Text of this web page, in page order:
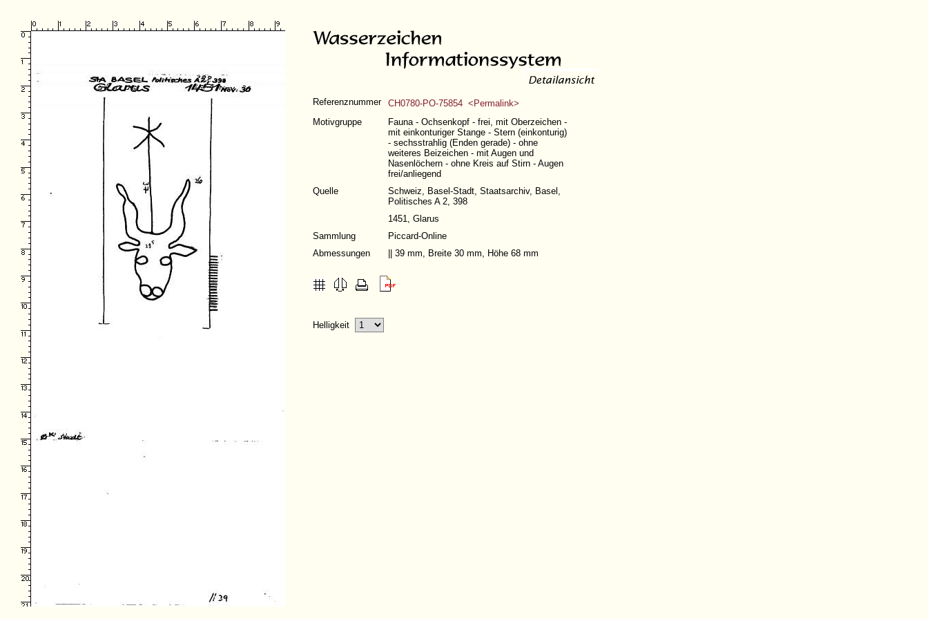
Referenznummer
CH0780-PO-75854 <Permalink>
Motivgruppe
Fauna - Ochsenkopf - frei, mit Oberzeichen -
mit einkonturiger Stange - Stern (einkonturig)
- sechsstrahlig (Enden gerade) - ohne
weiteres Beizeichen - mit Augen und
Nasenlöchern - ohne Kreis auf Stirn - Augen
frei/anliegend
Quelle
Schweiz, Basel-Stadt, Staatsarchiv, Basel,
Politisches A 2, 398
1451, Glarus
Sammlung
Piccard-Online
Abmessungen
|| 39 mm, Breite 30 mm, Höhe 68 mm
Helligkeit